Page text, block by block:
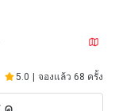
5.0 จองแล้ว 68 ครั้ง